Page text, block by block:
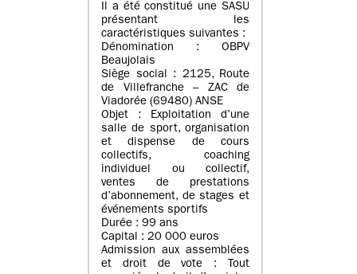
Il a été constitué une SASU
présentant les
caractéristiques suivantes :
Dénomination : OBPV
Beaujolais
Siège social : 2125, Route
de Villefranche – ZAC de
Viadorée (69480) ANSE
Objet : Exploitation d’une
salle de sport, organisation
et dispense de cours
collectifs, coaching
individuel ou collectif,
ventes de prestations
d’abonnement, de stages et
événements sportifs
Durée : 99 ans
Capital : 20 000 euros
Admission aux assemblées
et droit de vote : Tout